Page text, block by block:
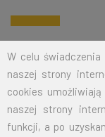
W celu
naszej strony
cookies umożliwiają
naszej strony
funkcji, a po
flagi. Przy
indywidualnie.
ROZMIAR